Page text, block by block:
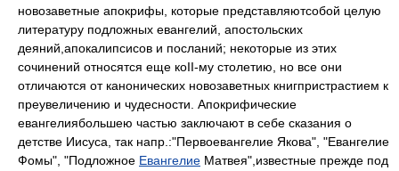
новозаветные апокрифы, которые представляютсобой целую
литературу подложных евангелий, апостольских
деяний,апокалипсисов и посланий; некоторые из этих
сочинений относятся еще коII-му столетию, но все они
отличаются от канонических новозаветных книгпристрастием к
преувеличению и чудесности. Апокрифические
евангелиябольшею частью заключают в себе сказания о
детстве Иисуса, так напр.:"Первоевангелие Якова", "Евангелие
Фомы", "Подложное Евангелие Матвея",известные прежде под